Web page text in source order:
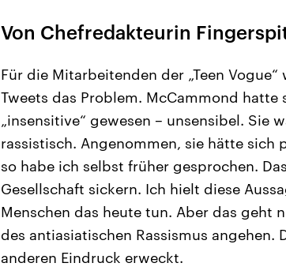
Von Chefredakteurin
Für die Mitarbeitenden der „Teen
Tweets das Problem. McCammond
„insensitive“ gewesen – unsensibel. Sie
rassistisch. Angenommen, sie hätte
so habe ich selbst früher gesprochen.
Gesellschaft sickern. Ich hielt diese
Menschen das heute tun. Aber das geht
des antiasiatischen Rassismus angehen.
anderen Eindruck erweckt.